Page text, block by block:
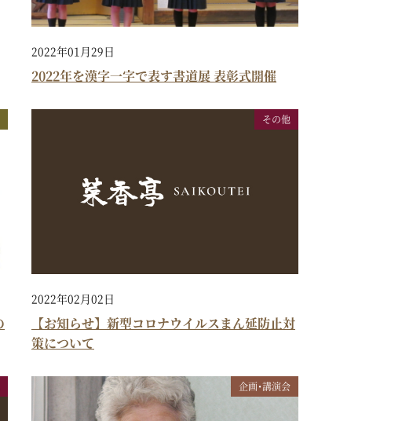
2022年01月29日
2022年を漢字一字で表す書道展 表彰式開催
その他
2022年02月02日
【お知らせ】新型コロナウイルスまん延防止対
策について
企画・講演会